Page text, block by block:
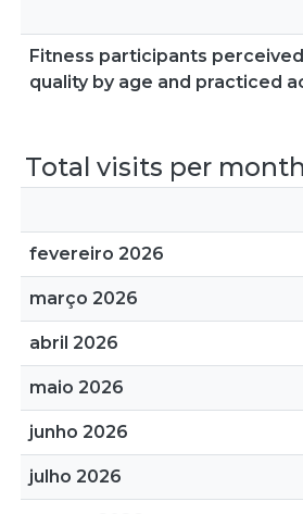
Fitness participants perceived
quality by age and practiced
Total visits per month
fevereiro 2026
março 2026
abril 2026
maio 2026
junho 2026
julho 2026